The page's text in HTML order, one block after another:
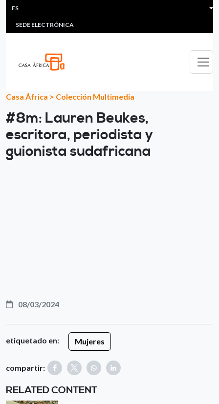
Pasar al contenido principal
HEADER MENU
MULTIMEDIA
SEDE ELECTRÓNICA
ES
Casa África > Colección Multimedia
#8m: Lauren Beukes,
escritora, periodista y
guionista sudafricana
08/03/2024
etiquetado en: Mujeres
compartir:
RELATED CONTENT